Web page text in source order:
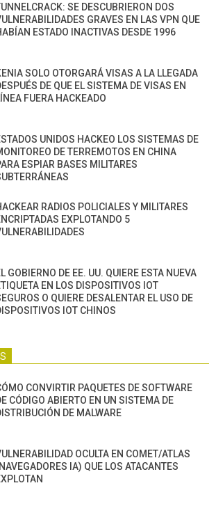
SE DESCUBRIERON DOS
GRAVES EN LAS VPN QUE
ESTADO INACTIVAS DESDE 1996
SOLO OTORGARÁ VISAS A LA LLEGADA
DE QUE EL SISTEMA DE VISAS EN
FUERA HACKEADO
UNIDOS HACKEO LOS SISTEMAS DE
DE TERREMOTOS EN CHINA
ESPIAR BASES MILITARES
RADIOS POLICIALES Y MILITARES
EXPLOTANDO 5
GOBIERNO DE EE. UU. QUIERE ESTA NUEVA
EN LOS DISPOSITIVOS IOT
O QUIERE DESALENTAR EL USO DE
IOT CHINOS
CONVIRTIR PAQUETES DE SOFTWARE
CÓDIGO ABIERTO EN UN SISTEMA DE
DE MALWARE
OCULTA EN COMET/ATLAS
IA) QUE LOS ATACANTES